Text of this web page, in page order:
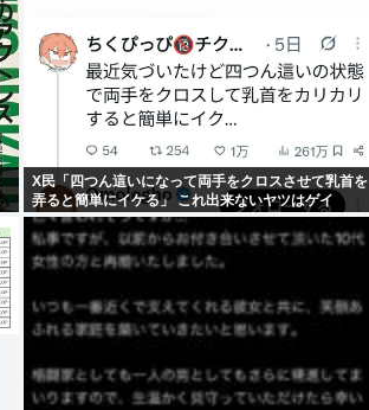
X民「四つん這いになって両手をクロスさせて乳首を
弄ると簡単にイケる」 これ出来ないヤツはゲイ